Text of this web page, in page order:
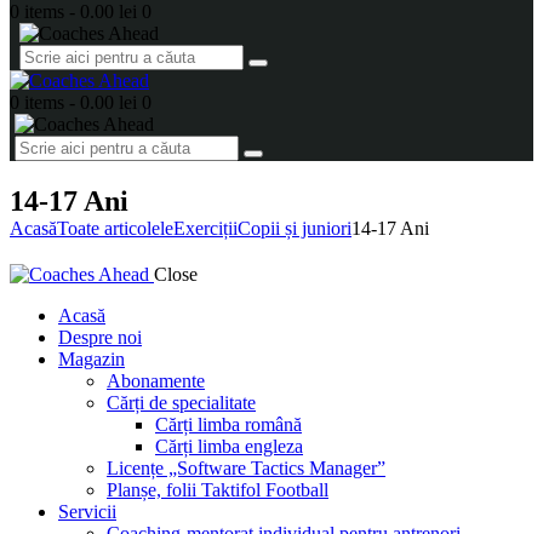
0 items - 0.00 lei 0
0 items - 0.00 lei 0
14-17 Ani
AcasăToate articoleleExercițiiCopii și juniori14-17 Ani
Close
Acasă
Despre noi
Magazin
Abonamente
Cărți de specialitate
Cărți limba română
Cărți limba engleza
Licențe „Software Tactics Manager”
Planșe, folii Taktifol Football
Servicii